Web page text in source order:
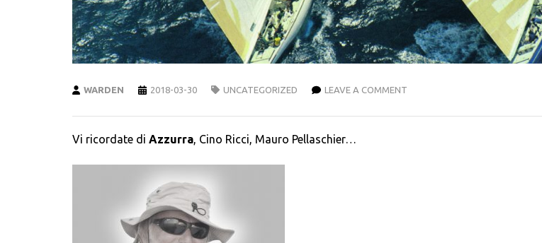
WARDEN 2018-03-30 UNCATEGORIZED LEAVE A COMMENT
Vi ricordate di Azzurra, Cino Ricci, Mauro Pellaschier…